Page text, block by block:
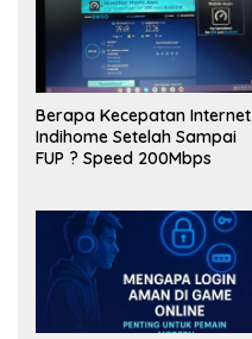
Berapa Kecepatan Internet
Indihome Setelah Sampai
FUP ? Speed 200Mbps